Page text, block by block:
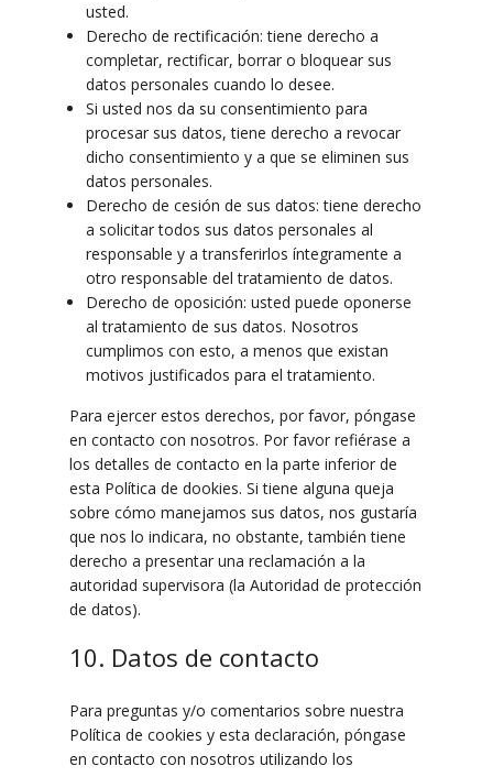
usted.
Derecho de rectificación: tiene derecho a
completar, rectificar, borrar o bloquear sus
datos personales cuando lo desee.
Si usted nos da su consentimiento para
procesar sus datos, tiene derecho a revocar
dicho consentimiento y a que se eliminen sus
datos personales.
Derecho de cesión de sus datos: tiene derecho
a solicitar todos sus datos personales al
responsable y a transferirlos íntegramente a
otro responsable del tratamiento de datos.
Derecho de oposición: usted puede oponerse
al tratamiento de sus datos. Nosotros
cumplimos con esto, a menos que existan
motivos justificados para el tratamiento.
Para ejercer estos derechos, por favor, póngase
en contacto con nosotros. Por favor refiérase a
los detalles de contacto en la parte inferior de
esta Política de dookies. Si tiene alguna queja
sobre cómo manejamos sus datos, nos gustaría
que nos lo indicara, no obstante, también tiene
derecho a presentar una reclamación a la
autoridad supervisora (la Autoridad de protección
de datos).
10. Datos de contacto
Para preguntas y/o comentarios sobre nuestra
Política de cookies y esta declaración, póngase
en contacto con nosotros utilizando los